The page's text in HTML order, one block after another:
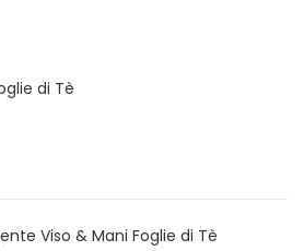
di Tè
Viso & Mani Foglie di Tè